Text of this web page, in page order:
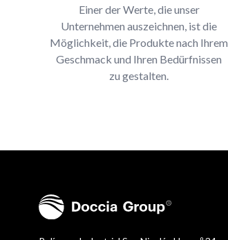
Einer der Werte, die unser
Unternehmen auszeichnen, ist die
Möglichkeit, die Produkte nach Ihrem
Geschmack und Ihren Bedürfnissen
zu gestalten.